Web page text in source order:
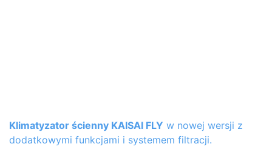
Klimatyzator ścienny KAISAI FLY w nowej wersji z
dodatkowymi funkcjami i systemem filtracji.